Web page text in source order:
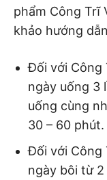
phẩm Công Trĩ
khảo hướng
Đối với Công
ngày uống 3
uống cùng
30 – 60 phút.
Đối với Công
ngày bôi từ